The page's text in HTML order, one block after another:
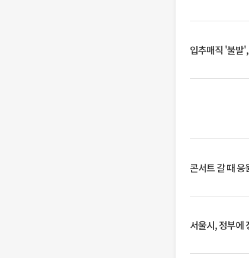
입추매직 '불발
콘서트 갈 때
서울시, 정부